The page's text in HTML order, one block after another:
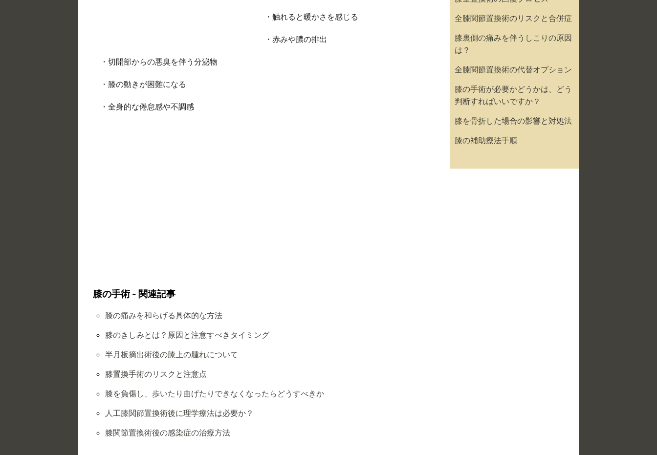
・触れると暖かさを感じる
・赤みや膿の排出
・切開部からの悪臭を伴う分泌物
・膝の動きが困難になる
・全身的な倦怠感や不調感
膝の手術 - 関連記事
膝の痛みを和らげる具体的な方法
膝のきしみとは？原因と注意すべきタイミング
半月板摘出術後の膝上の腫れについて
膝置換手術のリスクと注意点
膝を負傷し、歩いたり曲げたりできなくなったらどうすべきか
人工膝関節置換術後に理学療法は必要か？
膝関節置換術後の感染症の治療方法
全膝関節置換術のリスクと合併症
膝裏側の痛みを伴うしこりの原因
は？
全膝関節置換術の代替オプション
膝の手術が必要かどうかは、どう
判断すればいいですか？
膝を骨折した場合の影響と対処法
膝の補助療法手順